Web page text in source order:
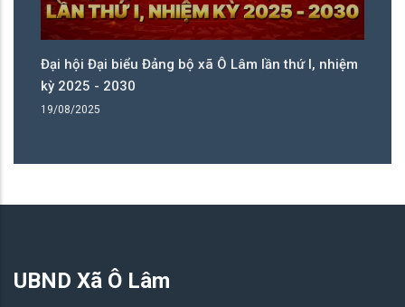
Đại hội Đại biểu Đảng bộ xã Ô Lâm lần thứ I, nhiệm
kỳ 2025 - 2030
19/08/2025
UBND Xã Ô Lâm